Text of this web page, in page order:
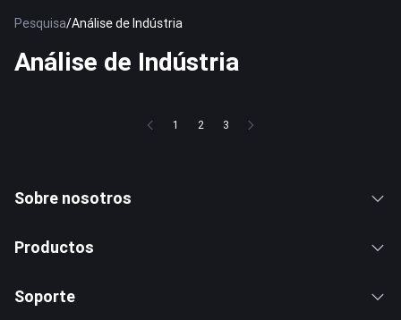
Pesquisa/Análise de Indústria
Análise de Indústria
1 2 3
Sobre nosotros
Productos
Soporte